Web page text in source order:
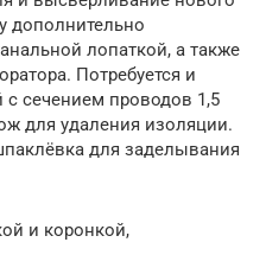
дополнительно
лопаткой, а также
Потребуется и
сечением проводов 1,5
для удаления изоляции.
для заделывания
и коронкой,